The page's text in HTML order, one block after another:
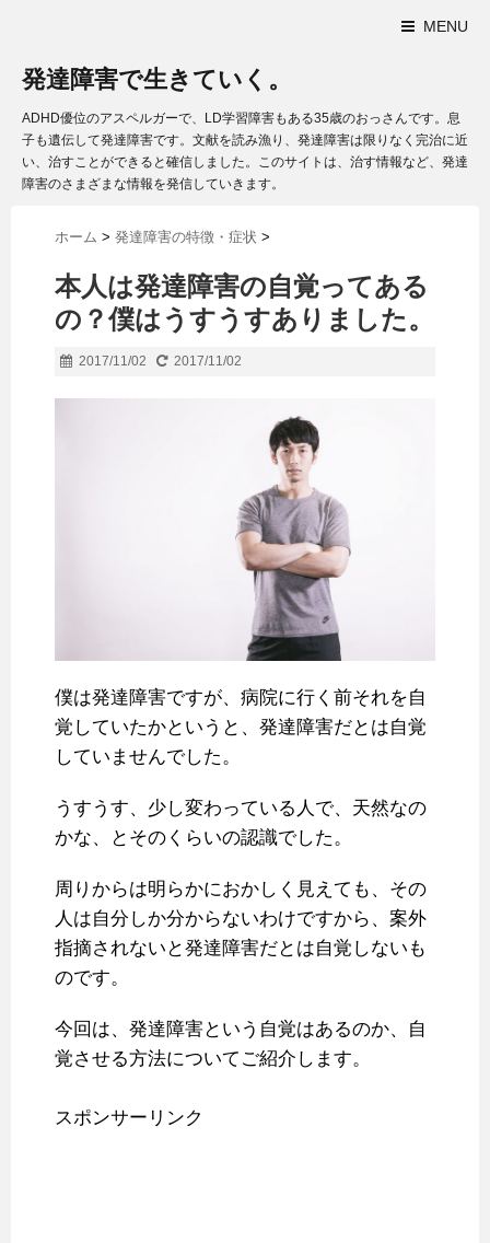
MENU
発達障害で生きていく。
ADHD優位のアスペルガーで、LD学習障害もある35歳のおっさんです。息
子も遺伝して発達障害です。文献を読み漁り、発達障害は限りなく完治に近
い、治すことができると確信しました。このサイトは、治す情報など、発達
障害のさまざまな情報を発信していきます。
ホーム > 発達障害の特徴・症状 >
本人は発達障害の自覚ってある
の？僕はうすうすありました。
2017/11/02 2017/11/02
僕は発達障害ですが、病院に行く前それを自
覚していたかというと、発達障害だとは自覚
していませんでした。
うすうす、少し変わっている人で、天然なの
かな、とそのくらいの認識でした。
周りからは明らかにおかしく見えても、その
人は自分しか分からないわけですから、案外
指摘されないと発達障害だとは自覚しないも
のです。
今回は、発達障害という自覚はあるのか、自
覚させる方法についてご紹介します。
スポンサーリンク